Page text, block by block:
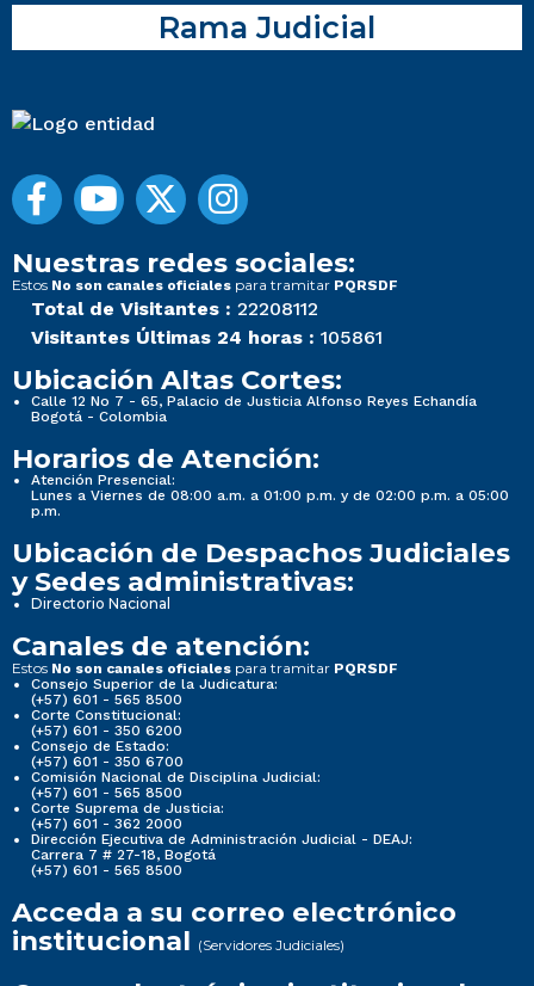
Rama Judicial
Nuestras redes sociales:
Estos No son canales oficiales para tramitar PQRSDF
Total de Visitantes : 22208112
Visitantes Últimas 24 horas : 105861
Ubicación Altas Cortes:
Calle 12 No 7 - 65, Palacio de Justicia Alfonso Reyes Echandía
Bogotá - Colombia
Horarios de Atención:
Atención Presencial:
Lunes a Viernes de 08:00 a.m. a 01:00 p.m. y de 02:00 p.m. a 05:00
p.m.
Ubicación de Despachos Judiciales
y Sedes administrativas:
Directorio Nacional
Canales de atención:
Estos No son canales oficiales para tramitar PQRSDF
Consejo Superior de la Judicatura:
(+57) 601 - 565 8500
Corte Constitucional:
(+57) 601 - 350 6200
Consejo de Estado:
(+57) 601 - 350 6700
Comisión Nacional de Disciplina Judicial:
(+57) 601 - 565 8500
Corte Suprema de Justicia:
(+57) 601 - 362 2000
Dirección Ejecutiva de Administración Judicial - DEAJ:
Carrera 7 # 27-18, Bogotá
(+57) 601 - 565 8500
Acceda a su correo electrónico
institucional (Servidores Judiciales)